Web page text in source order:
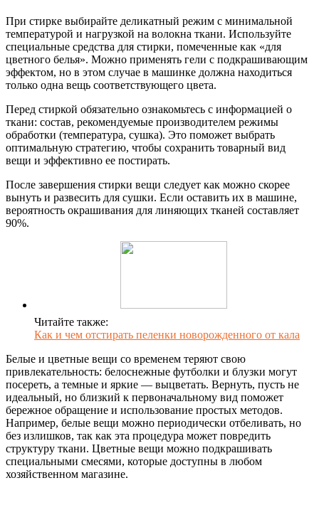
При стирке выбирайте деликатный режим с минимальной
температурой и нагрузкой на волокна ткани. Используйте
специальные средства для стирки, помеченные как «для
цветного белья». Можно применять гели с подкрашивающим
эффектом, но в этом случае в машинке должна находиться
только одна вещь соответствующего цвета.
Перед стиркой обязательно ознакомьтесь с информацией о
ткани: состав, рекомендуемые производителем режимы
обработки (температура, сушка). Это поможет выбрать
оптимальную стратегию, чтобы сохранить товарный вид
вещи и эффективно ее постирать.
После завершения стирки вещи следует как можно скорее
вынуть и развесить для сушки. Если оставить их в машине,
вероятность окрашивания для линяющих тканей составляет
90%.
Читайте также:
Как и чем отстирать пеленки новорожденного от кала
Белые и цветные вещи со временем теряют свою
привлекательность: белоснежные футболки и блузки могут
посереть, а темные и яркие — выцветать. Вернуть, пусть не
идеальный, но близкий к первоначальному вид поможет
бережное обращение и использование простых методов.
Например, белые вещи можно периодически отбеливать, но
без излишков, так как эта процедура может повредить
структуру ткани. Цветные вещи можно подкрашивать
специальными смесями, которые доступны в любом
хозяйственном магазине.